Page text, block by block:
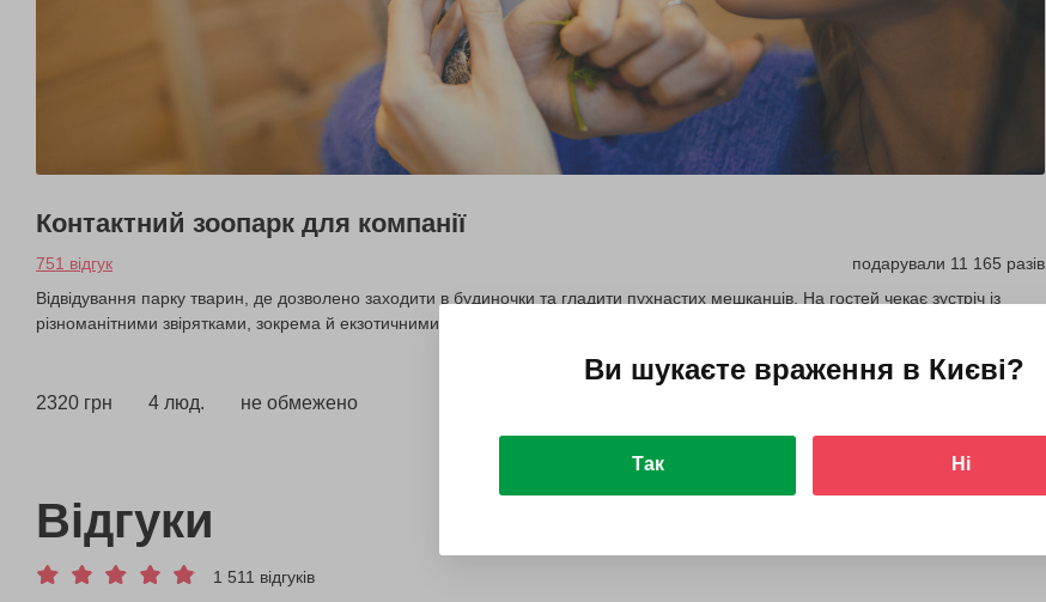
Контактний зоопарк для компанії
751 відгук
подарували 11 165 разів
Відвідування парку тварин, де дозволено заходити в будиночки та гладити пухнастих мешканців. На гостей чекає зустріч із
різноманітними звірятками, зокрема й екзотичними.
2320 грн 4 люд. не обмежено
Відгуки
1 511 відгуків
Ви шукаєте враження в Києві?
Так Ні